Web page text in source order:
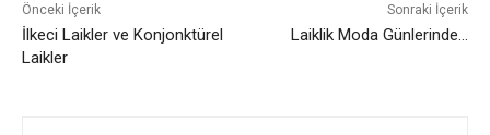
Önceki İçerik
İlkeci Laikler ve Konjonktürel
Laikler
Sonraki İçerik
Laiklik Moda Günlerinde…